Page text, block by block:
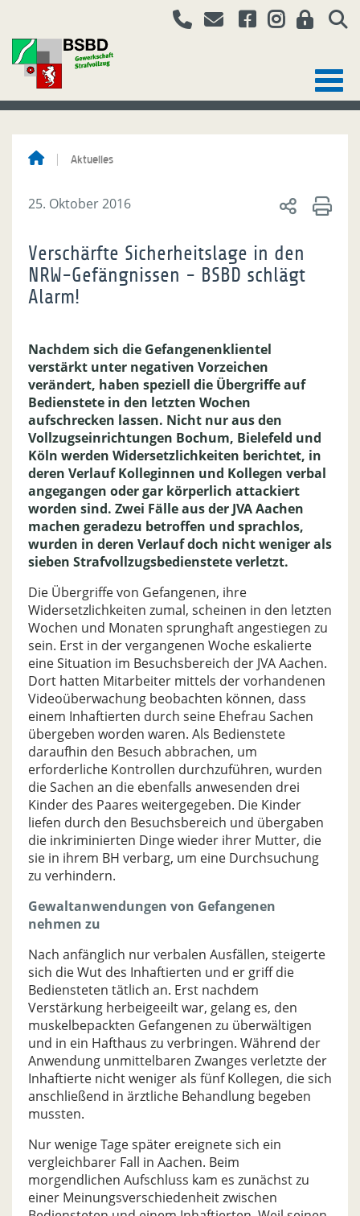
Aktuelles
25. Oktober 2016
Verschärfte Sicherheitslage in den
NRW-Gefängnissen - BSBD schlägt
Alarm!
Nachdem sich die Gefangenenklientel
verstärkt unter negativen Vorzeichen
verändert, haben speziell die Übergriffe auf
Bedienstete in den letzten Wochen
aufschrecken lassen. Nicht nur aus den
Vollzugseinrichtungen Bochum, Bielefeld und
Köln werden Widersetzlichkeiten berichtet, in
deren Verlauf Kolleginnen und Kollegen verbal
angegangen oder gar körperlich attackiert
worden sind. Zwei Fälle aus der JVA Aachen
machen geradezu betroffen und sprachlos,
wurden in deren Verlauf doch nicht weniger als
sieben Strafvollzugsbedienstete verletzt.
Die Übergriffe von Gefangenen, ihre
Widersetzlichkeiten zumal, scheinen in den letzten
Wochen und Monaten sprunghaft angestiegen zu
sein. Erst in der vergangenen Woche eskalierte
eine Situation im Besuchsbereich der JVA Aachen.
Dort hatten Mitarbeiter mittels der vorhandenen
Videoüberwachung beobachten können, dass
einem Inhaftierten durch seine Ehefrau Sachen
übergeben worden waren. Als Bedienstete
daraufhin den Besuch abbrachen, um
erforderliche Kontrollen durchzuführen, wurden
die Sachen an die ebenfalls anwesenden drei
Kinder des Paares weitergegeben. Die Kinder
liefen durch den Besuchsbereich und übergaben
die inkriminierten Dinge wieder ihrer Mutter, die
sie in ihrem BH verbarg, um eine Durchsuchung
zu verhindern.
Gewaltanwendungen von Gefangenen
nehmen zu
Nach anfänglich nur verbalen Ausfällen, steigerte
sich die Wut des Inhaftierten und er griff die
Bediensteten tätlich an. Erst nachdem
Verstärkung herbeigeeilt war, gelang es, den
muskelbepackten Gefangenen zu überwältigen
und in ein Hafthaus zu verbringen. Während der
Anwendung unmittelbaren Zwanges verletzte der
Inhaftierte nicht weniger als fünf Kollegen, die sich
anschließend in ärztliche Behandlung begeben
mussten.
Nur wenige Tage später ereignete sich ein
vergleichbarer Fall in Aachen. Beim
morgendlichen Aufschluss kam es zunächst zu
einer Meinungsverschiedenheit zwischen